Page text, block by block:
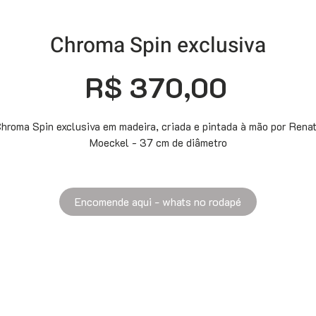
Chroma Spin exclusiva
R$ 370,00
Spin exclusiva em madeira, criada e pintada à mão por
Moeckel - 37 cm de diâmetro
Encomende aqui - whats no rodapé